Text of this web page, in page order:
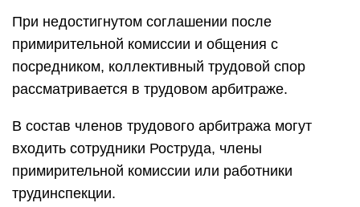
При недостигнутом соглашении после
примирительной комиссии и общения с
посредником, коллективный трудовой спор
рассматривается в трудовом арбитраже.
В состав членов трудового арбитража могут
входить сотрудники Роструда, члены
примирительной комиссии или работники
трудинспекции.